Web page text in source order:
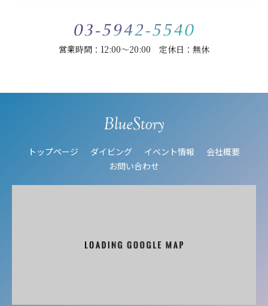
営業時間：12:00～20:00 定休日：無休
トップページ ダイビング イベント情報
会社概要
お問い合わせ